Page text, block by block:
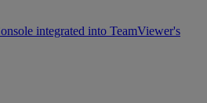
integrated into TeamViewer's